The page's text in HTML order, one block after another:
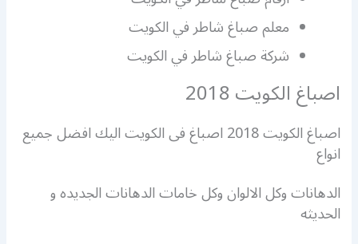
معلم صباغ شاطر في الكويت
شركة صباغ شاطر في الكويت
اصباغ الكويت 2018
اصباغ الكويت 2018 اصباغ فى الكويت اليك افضل جميع
انواع
الدهانات وكل الالوان وكل خامات الدهانات الجديده و
الحديثه